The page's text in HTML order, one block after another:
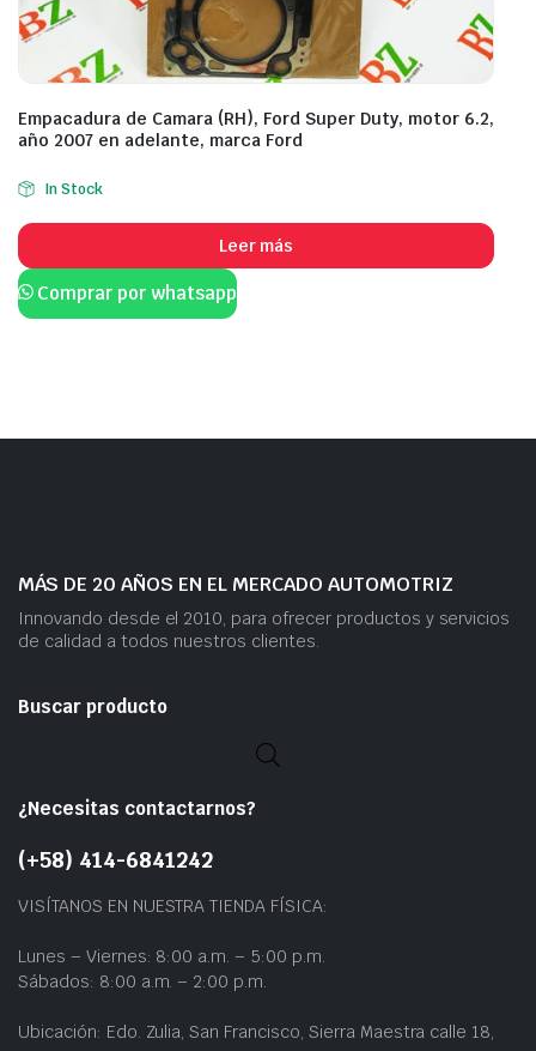
Empacadura de Camara (RH), Ford Super Duty, motor 6.2,
año 2007 en adelante, marca Ford
In Stock
Leer más
Comprar por whatsapp
MÁS DE 20 AÑOS EN EL MERCADO AUTOMOTRIZ
Innovando desde el 2010, para ofrecer productos y servicios
de calidad a todos nuestros clientes.
Buscar producto
¿Necesitas contactarnos?
(+58) 414-6841242
VISÍTANOS EN NUESTRA TIENDA FÍSICA:
Lunes – Viernes: 8:00 a.m. – 5:00 p.m.
Sábados: 8:00 a.m. – 2:00 p.m.
Ubicación: Edo. Zulia, San Francisco, Sierra Maestra calle 18,